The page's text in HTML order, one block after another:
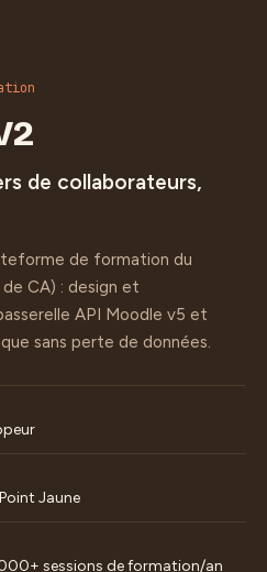
de collaborateurs,
de formation du
CA) : design et
API Moodle v5 et
sans perte de données.
Jaune
sessions de formation/an